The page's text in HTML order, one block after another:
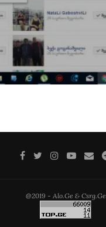
@2019 - Alo.Ge & Csrg.Ge